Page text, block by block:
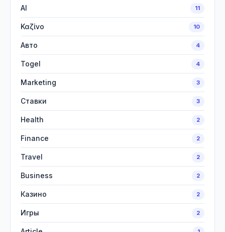
AI 11
Καζίνο 10
Авто 4
Togel 4
Marketing 3
Ставки 3
Health 2
Finance 2
Travel 2
Business 2
Казино 2
Игры 2